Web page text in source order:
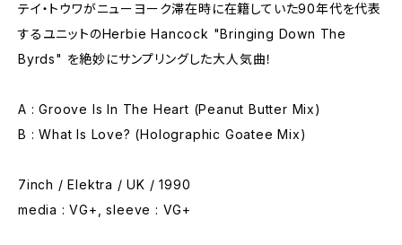
テイ・トウワがニューヨーク滞在時に在籍していた90年代を代表
するユニットのHerbie Hancock "Bringing Down The
Byrds" を絶妙にサンプリングした大人気曲！
A : Groove Is In The Heart (Peanut Butter Mix)
B : What Is Love? (Holographic Goatee Mix)
7inch / Elektra / UK / 1990
media : VG+, sleeve : VG+